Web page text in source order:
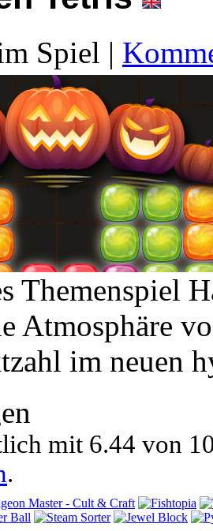
Spiel |
Themenspiel
Atmosphäre
im neuen
mit 6.44 von
.